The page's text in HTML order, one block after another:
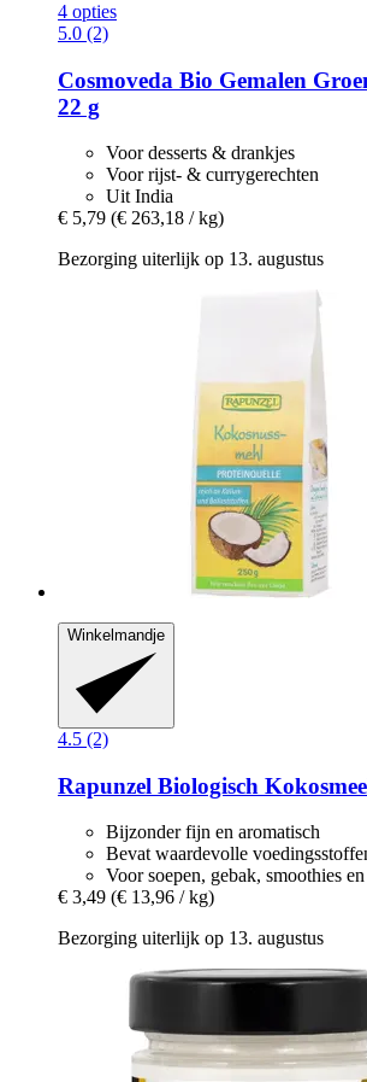
4 opties
5.0 (2)
Cosmoveda Bio Gemalen
22 g
Voor desserts & drankjes
Voor rijst- & currygerechten
Uit India
€ 5,79 (€ 263,18 / kg)
Bezorging uiterlijk op 13. augustus
Winkelmandje
4.5 (2)
Rapunzel Biologisch
Bijzonder fijn en aromatisch
Bevat waardevolle
Voor soepen, gebak, smoothies
€ 3,49 (€ 13,96 / kg)
Bezorging uiterlijk op 13. augustus